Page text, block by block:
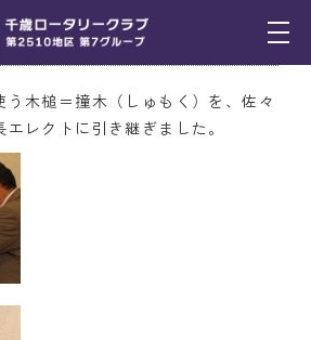
木の儀
う木槌＝撞木（しゅもく）を、佐々
レクトに引き継ぎました。